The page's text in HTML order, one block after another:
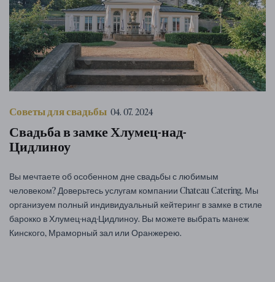
Советы для свадьбы 04. 07. 2024
Свадьба в замке Хлумец-над-
Цидлиноу
Вы мечтаете об особенном дне свадьбы с любимым
человеком? Доверьтесь услугам компании Chateau Catering. Мы
организуем полный индивидуальный кейтеринг в замке в стиле
барокко в Хлумец-над-Цидлиноу. Вы можете выбрать манеж
Кинского, Мраморный зал или Оранжерею.